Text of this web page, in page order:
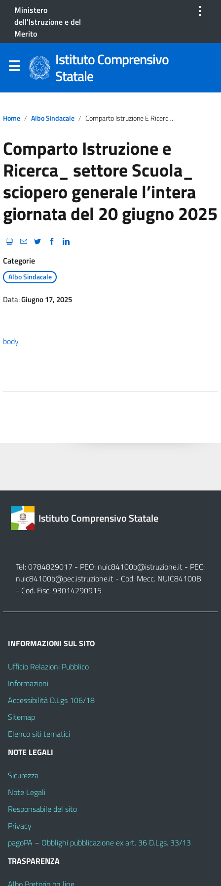
Ministero
dell'Istruzione e del
Merito
⋮
Istituto Comprensivo
Statale
Home Albo Sindacale Comparto Istruzione E Ricerca_ Settore Scuola_ Sciopero Generale L’intera Giornata Del 20 Giugno 2025
Comparto Istruzione e
Ricerca_ settore Scuola_
sciopero generale l’intera
giornata del 20 giugno 2025
Categorie
Albo Sindacale
Data:Giugno 17, 2025
body
Istituto Comprensivo Statale
Tel: 0784829017 - PEO: nuic84100b@istruzione.it - PEC:
nuic84100b@pec.istruzione.it - Cod. Mecc. NUIC84100B
- Cod. Fisc. 93014290915
INFORMAZIONI SUL SITO
Ufficio Relazioni Pubblico
Informazioni
Accessibilità D.Lgs 106/18
Sitemap
Elenco siti tematici
NOTE LEGALI
Sicurezza
Note Legali
Responsabile del sito
Privacy
pagoPA – Obblighi pubblicazione ex art. 36 D.Lgs. 33/13
TRASPARENZA